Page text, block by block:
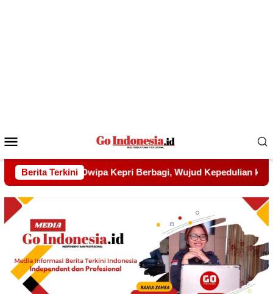
Mobile
Berita Terkini
Kepedulian kepada Pondok Tahfidz Yatim dan Dhuafa Al-